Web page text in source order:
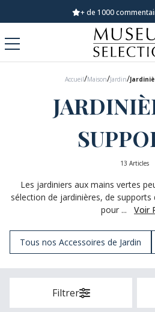
Demandez notre
Accueil/Maison/Jardin/
13 Articles
Les jardiniers aux mains vertes
sélection de jardinières, de
pour ...
Voir
Tous nos Accessoires de Jardin
Filtrer